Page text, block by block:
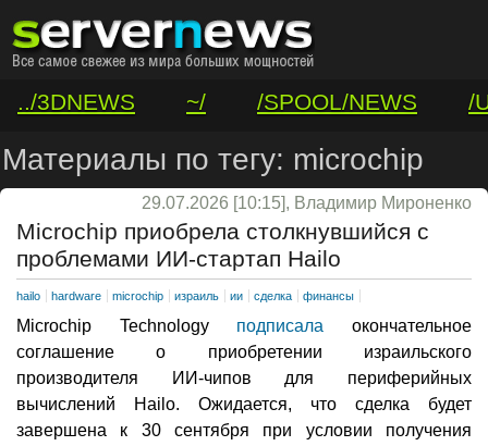
../3DNEWS ~/ /SPOOL/NEWS
/
/VAR/CONTACT
Материалы по тегу: microchip
29.07.2026 [10:15], Владимир Мироненко
Microchip приобрела столкнувшийся с
проблемами ИИ-стартап Hailo
hailo hardware microchip израиль ии сделка финансы
Microchip Technology подписала окончательное
соглашение о приобретении израильского
производителя ИИ-чипов для периферийных
вычислений Hailo. Ожидается, что сделка будет
завершена к 30 сентября при условии получения